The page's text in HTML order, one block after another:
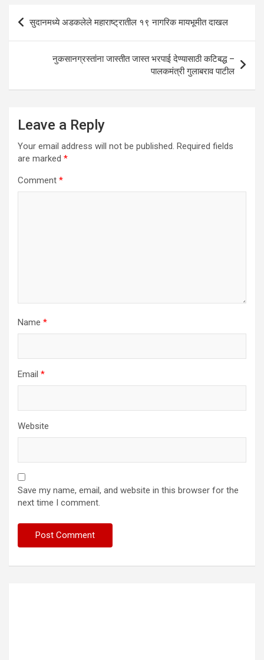
A o
k
n
Post
navigation
सुदानमध्ये अडकलेले महाराष्ट्रातील १९ नागरिक मायभूमीत दाखल
नुकसानग्रस्तांना जास्तीत जास्त भरपाई देण्यासाठी कटिबद्ध –
पालकमंत्री गुलाबराव पाटील
Leave a Reply
Your email address will not be published. Required fields
are marked *
Comment *
Name *
Email *
Website
Save my name, email, and website in this browser for the
next time I comment.